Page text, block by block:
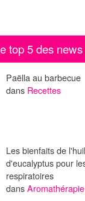
top 5 des news
Paëlla au barbecue
dans Recettes
Les bienfaits de
d'eucalyptus pour
respiratoires
dansAromathérapie